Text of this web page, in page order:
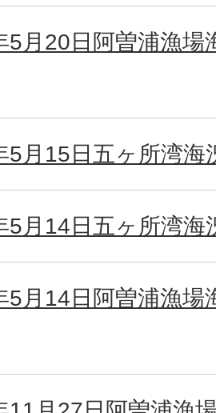
5月20日阿曽浦漁場
5月15日五ヶ所湾海
5月14日五ヶ所湾海
5月14日阿曽浦漁場